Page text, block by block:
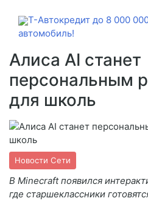
Т-Автокредит до 8 000
автомобиль!
Алиса AI станет
персональным
для школь
Новости Сети
В Minecraft появился
где старшеклассники